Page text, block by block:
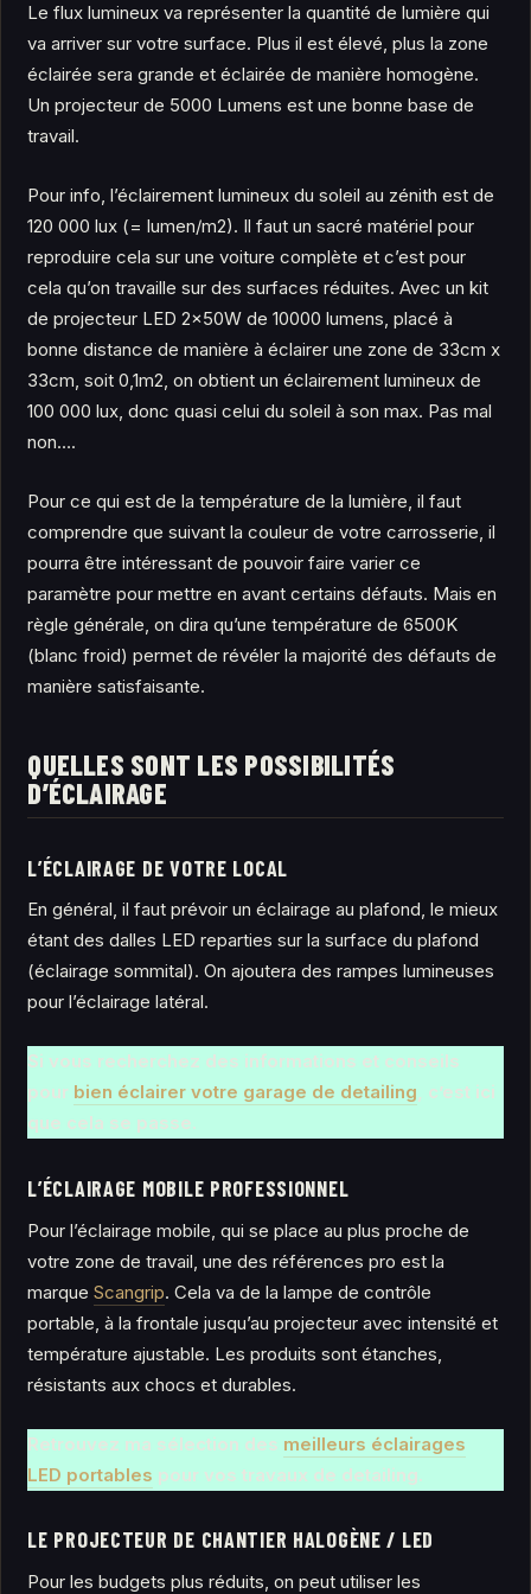
Le flux lumineux va représenter la quantité de lumière qui
va arriver sur votre surface. Plus il est élevé, plus la zone
éclairée sera grande et éclairée de manière homogène.
Un projecteur de 5000 Lumens est une bonne base de
travail.
Pour info, l’éclairement lumineux du soleil au zénith est de
120 000 lux (= lumen/m2). Il faut un sacré matériel pour
reproduire cela sur une voiture complète et c’est pour
cela qu’on travaille sur des surfaces réduites. Avec un kit
de projecteur LED 2x50W de 10000 lumens, placé à
bonne distance de manière à éclairer une zone de 33cm x
33cm, soit 0,1m2, on obtient un éclairement lumineux de
100 000 lux, donc quasi celui du soleil à son max. Pas mal
non….
Pour ce qui est de la température de la lumière, il faut
comprendre que suivant la couleur de votre carrosserie, il
pourra être intéressant de pouvoir faire varier ce
paramètre pour mettre en avant certains défauts. Mais en
règle générale, on dira qu’une température de 6500K
(blanc froid) permet de révéler la majorité des défauts de
manière satisfaisante.
QUELLES SONT LES POSSIBILITÉS
D’ÉCLAIRAGE
L’ÉCLAIRAGE DE VOTRE LOCAL
En général, il faut prévoir un éclairage au plafond, le mieux
étant des dalles LED reparties sur la surface du plafond
(éclairage sommital). On ajoutera des rampes lumineuses
pour l’éclairage latéral.
Si vous recherchez des informations et conseils
pour bien éclairer votre garage de detailing, c’est ici
que cela se passe.
L’ÉCLAIRAGE MOBILE PROFESSIONNEL
Pour l’éclairage mobile, qui se place au plus proche de
votre zone de travail, une des références pro est la
marqueScangrip. Cela va de la lampe de contrôle
portable, à la frontale jusqu’au projecteur avec intensité et
température ajustable. Les produits sont étanches,
résistants aux chocs et durables.
Retrouvez ma sélection des meilleurs éclairages
LED portables pour vos travaux de detailing.
LE PROJECTEUR DE CHANTIER HALOGÈNE / LED
Pour les budgets plus réduits, on peut utiliser les